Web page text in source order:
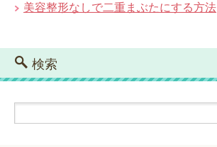
美容整形なしで二重まぶたにする方法
検索